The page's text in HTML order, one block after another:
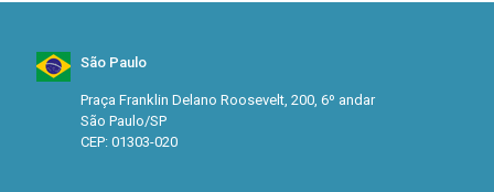
São Paulo
Praça Franklin Delano Roosevelt, 200, 6º andar
São Paulo/SP
CEP: 01303-020